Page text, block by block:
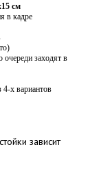
см
в кадре
очереди заходят в
4-х вариантов
зависит